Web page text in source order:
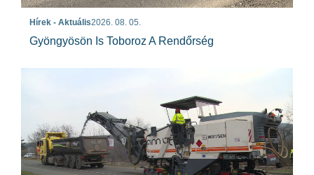
Hírek - Aktuális2026. 08. 05.
Gyöngyösön Is Toboroz A Rendőrség